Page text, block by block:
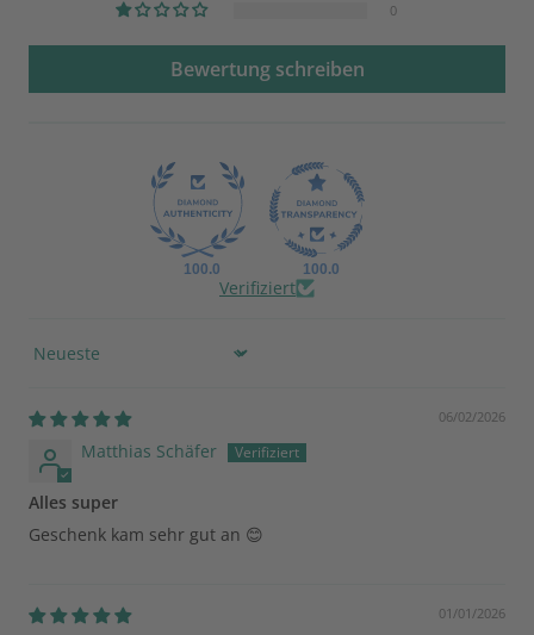
0
Bewertung schreiben
100.0 100.0
Verifiziert
Sort by
06/02/2026
Matthias Schäfer
Alles super
Geschenk kam sehr gut an 😊
01/01/2026